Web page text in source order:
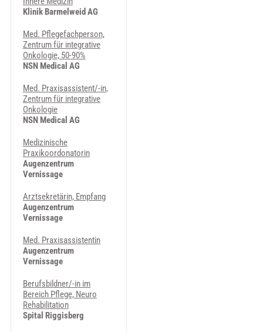
Klinik Barmelweid AG
Med. Pflegefachperson,
Zentrum für integrative
Onkologie, 50-90%
NSN Medical AG
Med. Praxisassistent/-in,
Zentrum für integrative
Onkologie
NSN Medical AG
Medizinische
Praxikoordonatorin
Augenzentrum
Vernissage
Arztsekretärin, Empfang
Augenzentrum
Vernissage
Med. Praxisassistentin
Augenzentrum
Vernissage
Berufsbildner/-in im
Bereich Pflege, Neuro
Rehabilitation
Spital Riggisberg